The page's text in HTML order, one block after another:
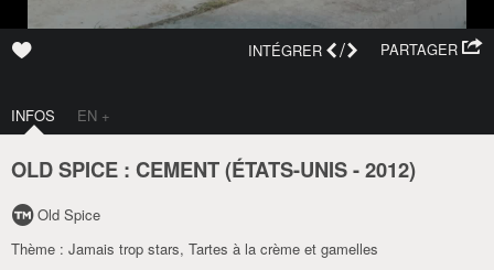
PARTAGER
INTÉGRER /
INFOS EN +
OLD SPICE : CEMENT (ÉTATS-UNIS-2012)
Old Spice
Thème : Jamais trop stars, Tartes à la crème et gamelles